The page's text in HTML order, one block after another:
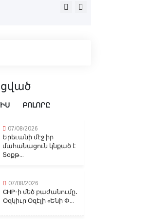
CHP-ի մեծ բաժանումը․
ԲՈԼՈՐԸ
07/08/2026
Երեւանի մէջ իր
մահանացուն կնքած է
Տօքթ...
07/08/2026
CHP-ի մեծ բաժանումը․
Օզկիւր Օզէլի «Ենի Փ...